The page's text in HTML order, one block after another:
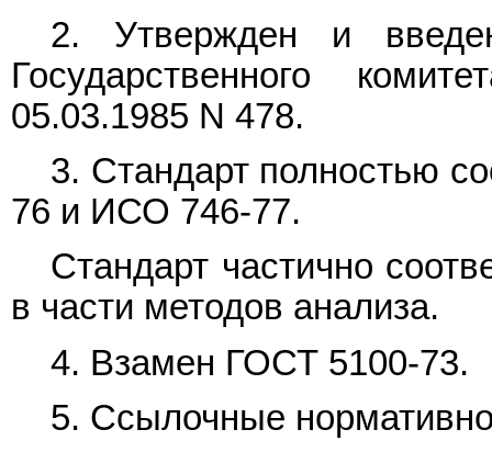
2. Утвержден и
Государственного
05.03.1985 N 478.
3. Стандарт полностью
76 и ИСО 746-77.
Стандарт частично
в части методов анализа.
4. Взамен ГОСТ 5100-73.
5. Ссылочные